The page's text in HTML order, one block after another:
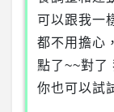
可以跟我一
都不用擔心
點了~~對了
你也可以試